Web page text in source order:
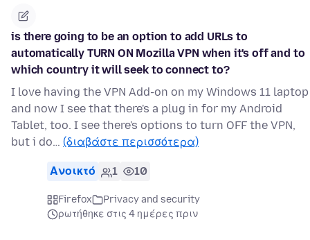
is there going to be an option to add URLs to
automatically TURN ON Mozilla VPN when it's off and to
which country it will seek to connect to?
I love having the VPN Add-on on my Windows 11 laptop
and now I see that there's a plug in for my Android
Tablet, too. I see there's options to turn OFF the VPN,
but i do… (διαβάστε περισσότερα)
Ανοικτό 1 10
Firefox
Privacy and security
ρωτήθηκε στις 4 ημέρες πριν